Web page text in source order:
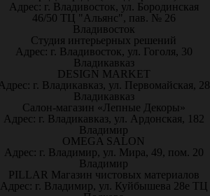
Адрес: г. Владивосток, ул. Бородинская
46/50 ТЦ "Альянс", пав. № 26
Владивосток
Студия интерьерных решений
Адрес: г. Владивосток, ул. Гоголя, 30
Владикавказ
DESIGN MARKET
г. Владикавказ, ул. Первомайская, 28
Владикавказ
Салон-магазин «Лепные Декоры»
Адрес: г. Владикавказ, ул. Ардонская, 182
Владимир
OMEGA SALON
Адрес: г. Владимир, ул. Мира, 49, пом. 20
Владимир
PILLAR Магазин чистовых материалов
Адрес: г. Владимир, ул. Куйбышева 28е ТЦ